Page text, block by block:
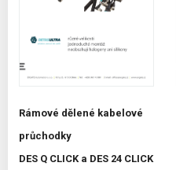
Rámové dělené kabelové
průchodky
DES Q CLICK a DES 24 CLICK